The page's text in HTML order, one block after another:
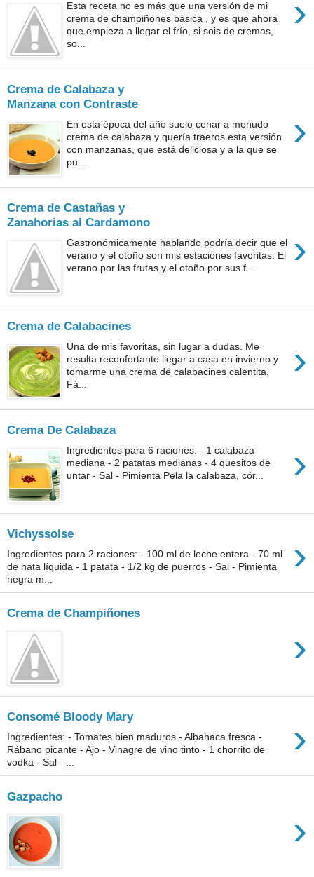
›
Esta receta no es más que una versión de mi
crema de champiñones básica , y es que ahora
que empieza a llegar el frío, si sois de cremas,
so...
Crema de Calabaza y
Manzana con Contraste
›
En esta época del año suelo cenar a menudo
crema de calabaza y quería traeros esta versión
con manzanas, que está deliciosa y a la que se
pu...
Crema de Castañas y
Zanahorias al Cardamono
›
Gastronómicamente hablando podría decir que el
verano y el otoño son mis estaciones favoritas. El
verano por las frutas y el otoño por sus f...
Crema de Calabacines
›
Una de mis favoritas, sin lugar a dudas. Me
resulta reconfortante llegar a casa en invierno y
tomarme una crema de calabacines calentita.
Fá...
Crema De Calabaza
›
Ingredientes para 6 raciones: - 1 calabaza
mediana - 2 patatas medianas - 4 quesitos de
untar - Sal - Pimienta Pela la calabaza, cór...
Vichyssoise ›
Ingredientes para 2 raciones: - 100 ml de leche entera - 70 ml
de nata líquida - 1 patata - 1/2 kg de puerros - Sal - Pimienta
negra m...
Crema de Champiñones
›
Consomé Bloody Mary ›
Ingredientes: - Tomates bien maduros - Albahaca fresca -
Rábano picante - Ajo - Vinagre de vino tinto - 1 chorrito de
vodka - Sal - ...
Gazpacho
›